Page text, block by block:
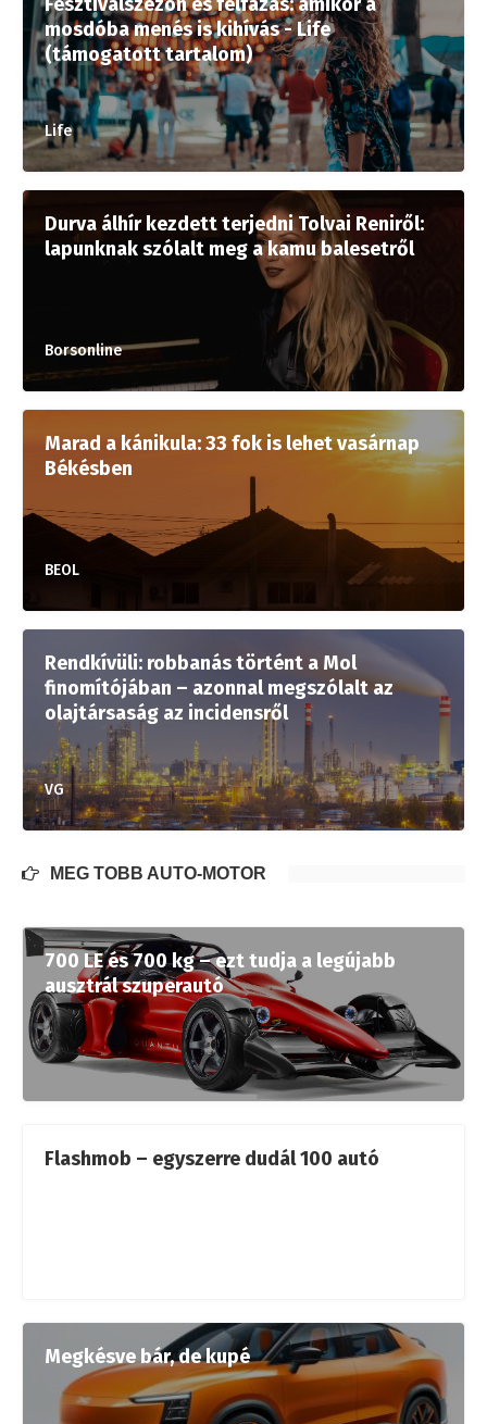
mosdóba menés is kihívás - Life
(támogatott tartalom)
Life
Durva álhír kezdett terjedni Tolvai Reniről:
lapunknak szólalt meg a kamu balesetről
Borsonline
Marad a kánikula: 33 fok is lehet vasárnap
Békésben
BEOL
Rendkívüli: robbanás történt a Mol
finomítójában – azonnal megszólalt az
olajtársaság az incidensről
VG
MÉG TÖBB AUTÓ-MOTOR
700 LE és 700 kg – ezt tudja a legújabb
ausztrál szuperautó
Flashmob – egyszerre dudál 100 autó
Megkésve bár, de kupé